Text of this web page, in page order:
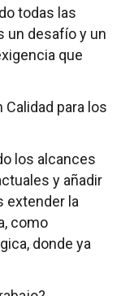
todas las
un desafío y un
que
para los
los alcances
y añadir
extender la
como
donde ya